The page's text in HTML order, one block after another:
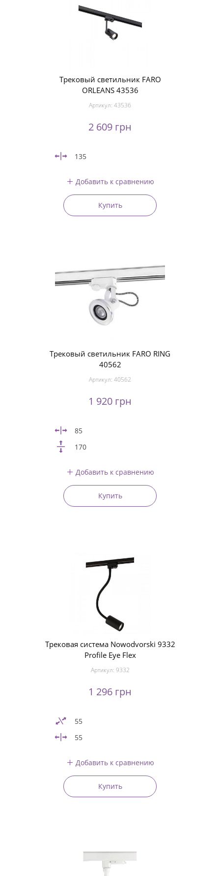
Трековый светильник FARO
ORLEANS 43536
Артикул: 43536
2 609 грн
135
Добавить к сравнению
Купить
Трековый светильник FARO RING
40562
Артикул: 40562
1 920 грн
85
170
Добавить к сравнению
Купить
Трековая система Nowodvorski 9332
Profile Eye Flex
Артикул: 9332
1 296 грн
55
55
Добавить к сравнению
Купить